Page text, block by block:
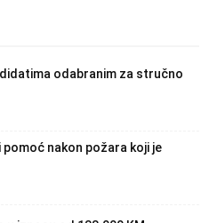
odabranim za stručno
nakon požara koji je